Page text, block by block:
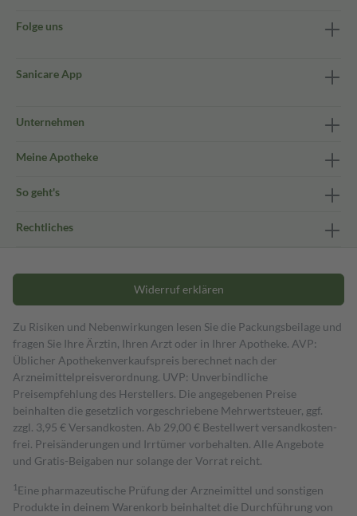
Folge uns
Sanicare App
Unternehmen
Meine Apotheke
So geht's
Rechtliches
Widerruf erklären
Zu Risiken und Nebenwirkungen lesen Sie die Packungsbeilage und
fragen Sie Ihre Ärztin, Ihren Arzt oder in Ihrer Apotheke. AVP:
Üblicher Apothekenverkaufspreis berechnet nach der
Arzneimittelpreisverordnung. UVP: Unverbindliche
Preisempfehlung des Herstellers. Die angegebenen Preise
beinhalten die gesetzlich vorgeschriebene Mehrwertsteuer, ggf.
zzgl. 3,95 € Versandkosten. Ab 29,00 € Bestell­wert versand­kosten­
frei. Preisänderungen und Irrtümer vorbehalten. Alle Angebote
und Gratis-Beigaben nur solange der Vorrat reicht.
1 Eine pharmazeutische Prüfung der Arzneimittel und sonstigen
Produkte in deinem Warenkorb beinhaltet die Durchführung von